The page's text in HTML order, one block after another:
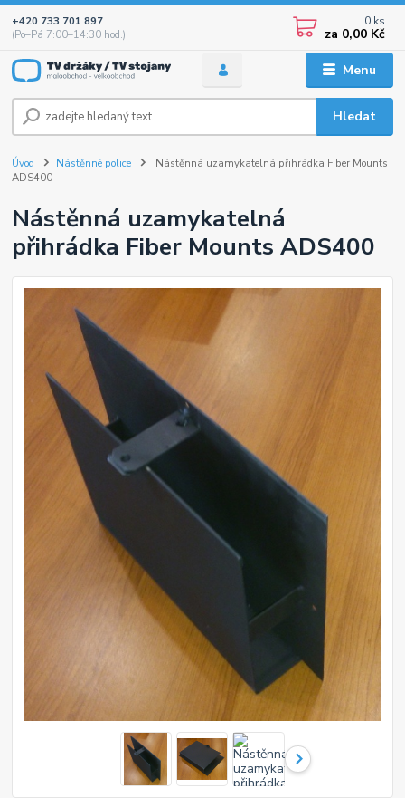
Menu
Hledat
+420 733 701 897
(Po–Pá 7:00–14:30 hod.)
0 ks
za 0,00 Kč
Úvod Nástěnné police
Nástěnná uzamykatelná přihrádka Fiber Mounts
ADS400
Nástěnná uzamykatelná
přihrádka Fiber Mounts ADS400